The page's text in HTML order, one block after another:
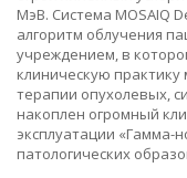
МэВ. Система MOSAIQ
алгоритм облучения
учреждением, в
клиническую
терапии опухолевых,
накоплен огромный
эксплуатации «Гамма-
патологических